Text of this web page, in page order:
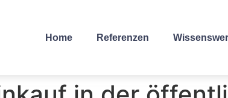
Home Referenzen